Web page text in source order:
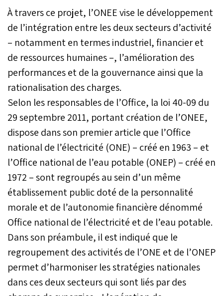
À travers ce projet, l’ONEE vise le développement
de l’intégration entre les deux secteurs d’activité
– notamment en termes industriel, financier et
de ressources humaines –, l’amélioration des
performances et de la gouvernance ainsi que la
rationalisation des charges.
Selon les responsables de l’Office, la loi 40-09 du
29 septembre 2011, portant création de l’ONEE,
dispose dans son premier article que l’Office
national de l’électricité (ONE) – créé en 1963 – et
l’Office national de l’eau potable (ONEP) – créé en
1972 – sont regroupés au sein d’un même
établissement public doté de la personnalité
morale et de l’autonomie financière dénommé
Office national de l’électricité et de l’eau potable.
Dans son préambule, il est indiqué que le
regroupement des activités de l’ONE et de l’ONEP
permet d’harmoniser les stratégies nationales
dans ces deux secteurs qui sont liés par des